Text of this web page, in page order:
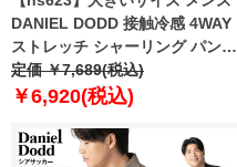
DANIEL DODD 接触冷感 4WAY
ストレッチ シャーリング パンツ
春夏新作 azp260201201t
【fre】
定価 ￥7,689(税込)
￥6,920(税込)